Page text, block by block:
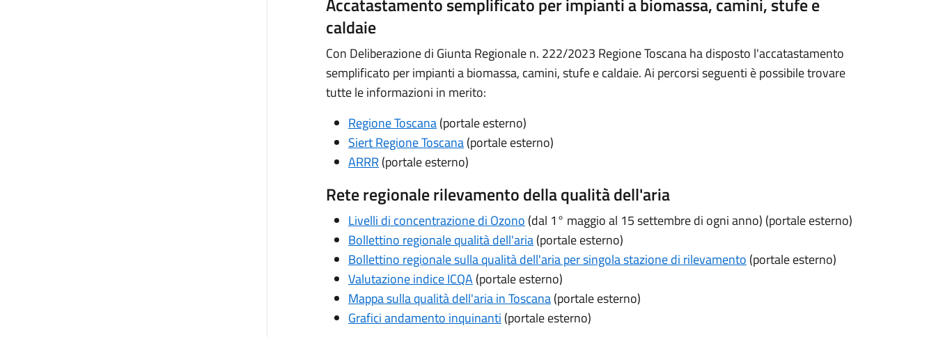
caldaie
Con Deliberazione di Giunta Regionale n. 222/2023 Regione Toscana ha disposto l'accatastamento
semplificato per impianti a biomassa, camini, stufe e caldaie. Ai percorsi seguenti è possibile trovare
tutte le informazioni in merito:
Regione Toscana(portale esterno)
Siert Regione Toscana(portale esterno)
ARRR (portale esterno)
Rete regionale rilevamento della qualità dell'aria
Livelli di concentrazione di Ozono (dal 1° maggio al 15 settembre di ogni anno) (portale esterno)
Bollettino regionale qualità dell'aria(portale esterno)
Bollettino regionale sulla qualità dell'aria per singola stazione di rilevamento (portale esterno)
Valutazione indice ICQA(portale esterno)
Mappa sulla qualità dell'aria in Toscana(portale esterno)
Grafici andamento inquinanti (portale esterno)